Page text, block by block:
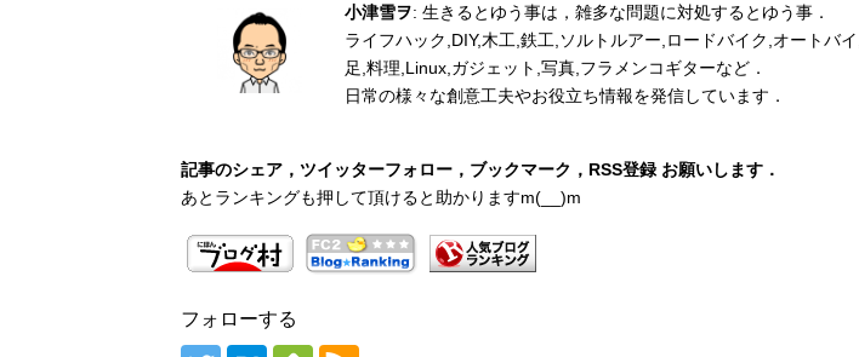
小津雪ヲ: 生きるとゆう事は，雑多な問題に対処するとゆう事．
ライフハック,DIY,木工,鉄工,ソルトルアー,ロードバイク,オートバ
足,料理,Linux,ガジェット,写真,フラメンコギターなど．
日常の様々な創意工夫やお役立ち情報を発信しています．
記事のシェア，ツイッターフォロー，ブックマーク，RSS登録 お願いします．
あとランキングも押して頂けると助かりますm(__)m
フォローする